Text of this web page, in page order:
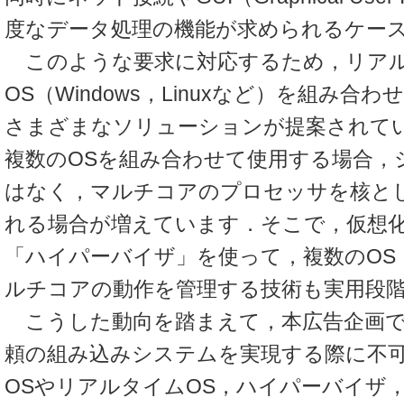
度なデータ処理の機能が求められるケー
このような要求に対応するため，リア
OS（Windows，Linuxなど）を組み合わ
さまざまなソリューションが提案されて
複数のOSを組み合わせて使用する場合
はなく，マルチコアのプロセッサを核と
れる場合が増えています．そこで，仮想
「ハイパーバイザ」を使って，複数の
ルチコアの動作を管理する技術も実用段
こうした動向を踏まえて，本広告企画
頼の組み込みシステムを実現する際に不
OSやリアルタイムOS，ハイパーバイザ